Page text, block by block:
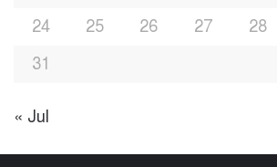
24
25 26 27 28
31
« Jul